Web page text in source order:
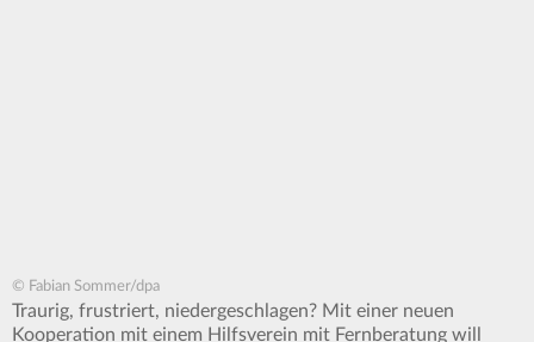
© Fabian Sommer/dpa
Traurig, frustriert, niedergeschlagen? Mit einer neuen
Kooperation mit einem Hilfsverein mit Fernberatung will